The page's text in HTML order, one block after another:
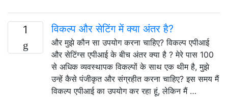
1 विकल्प और सेटिंग में क्या अंतर है?
और मुझे कौन सा उपयोग करना चाहिए? विकल्प एपीआई
और सेटिंग्स एपीआई के बीच अंतर क्या है ? मेरे पास 100
से अधिक व्यवस्थापक विकल्पों के साथ एक थीम है, मुझे
उन्हें कैसे पंजीकृत और संग्रहीत करना चाहिए? इस समय मैं
विकल्प एपीआई का उपयोग कर रहा हूं, लेकिन मैं …